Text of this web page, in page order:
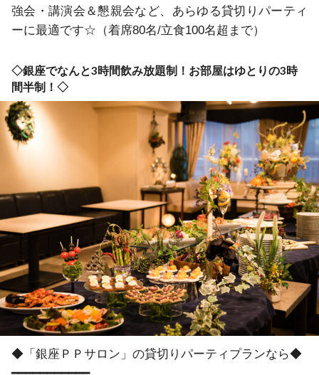
強会・講演会＆懇親会など、あらゆる貸切りパーティ
ーに最適です☆（着席80名/立食100名超まで）
◇銀座でなんと3時間飲み放題制！お部屋はゆとりの3時
間半制！◇
◆「銀座ＰＰサロン」の貸切りパーティプランなら◆